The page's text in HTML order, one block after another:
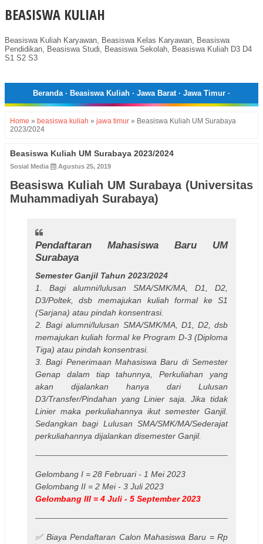
BEASISWA KULIAH
Beasiswa Kuliah Karyawan, Beasiswa Kelas Karyawan, Beasiswa
Pendidikan, Beasiswa Studi, Beasiswa Sekolah, Beasiswa Kuliah D3 D4
S1 S2 S3
Beranda· Beasiswa Kuliah · Jawa Barat· Jawa Timur ·
Home » beasiswa kuliah » jawa timur » Beasiswa Kuliah UM Surabaya
2023/2024
Beasiswa Kuliah UM Surabaya 2023/2024
Sosial Media Agustus 25, 2019
Beasiswa Kuliah UM Surabaya (Universitas
Muhammadiyah Surabaya)
Pendaftaran Mahasiswa Baru UM
Surabaya
Semester Ganjil Tahun 2023/2024
1. Bagi alumni/lulusan SMA/SMK/MA, D1, D2,
D3/Poltek, dsb memajukan kuliah formal ke S1
(Sarjana) atau pindah konsentrasi.
2. Bagi alumni/lulusan SMA/SMK/MA, D1, D2, dsb
memajukan kuliah formal ke Program D-3 (Diploma
Tiga) atau pindah konsentrasi.
3. Bagi Penerimaan Mahasiswa Baru di Semester
Genap dalam tiap tahunnya, Perkuliahan yang
akan dijalankan hanya dari Lulusan
D3/Transfer/Pindahan yang Linier saja. Jika tidak
Linier maka perkuliahannya ikut semester Ganjil.
Sedangkan bagi Lulusan SMA/SMK/MA/Sederajat
perkuliahannya dijalankan disemester Ganjil.
Gelombang I = 28 Februari - 1 Mei 2023
Gelombang II = 2 Mei - 3 Juli 2023
Gelombang III = 4 Juli - 5 September 2023
✅ Biaya Pendaftaran Calon Mahasiswa Baru = Rp